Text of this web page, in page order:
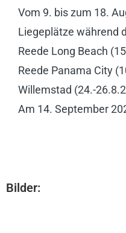
Vom 9. bis zum 18.
Liegeplätze während
Reede Long Beach
Reede Panama City
Willemstad (24.-
Am 14. September
Bilder: